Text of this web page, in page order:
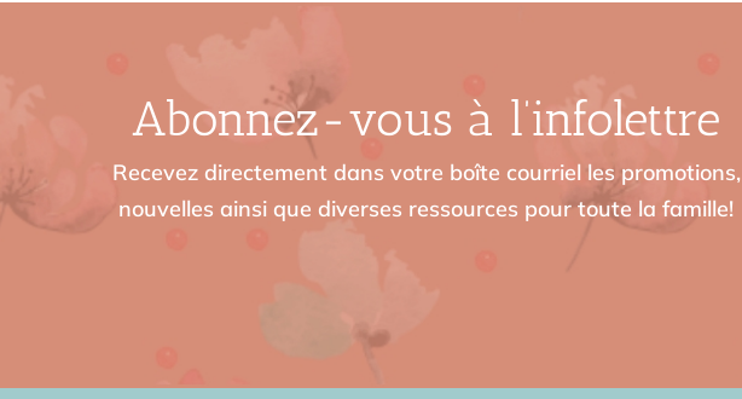
Abonnez-vous à l’infolettre
Recevez directement dans votre boîte courriel les promotions,
nouvelles ainsi que diverses ressources pour toute la famille!